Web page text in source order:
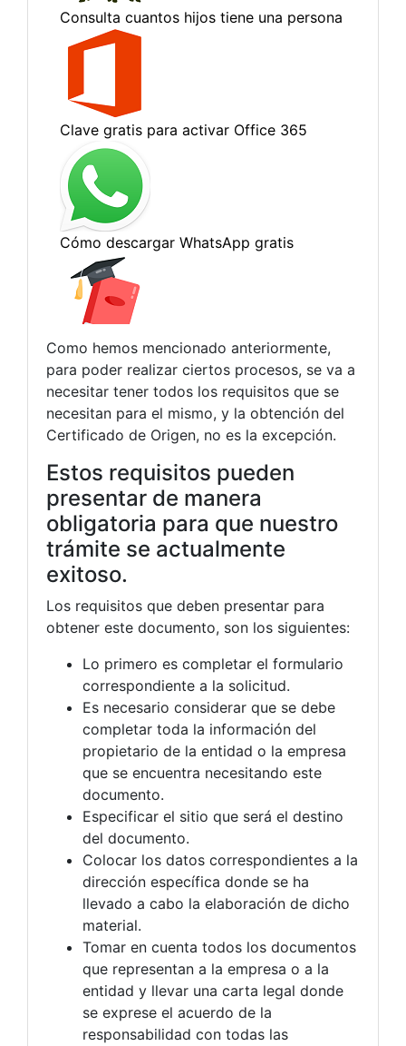
Como hemos mencionado anteriormente,
para poder realizar ciertos procesos, se va a
necesitar tener todos los requisitos que se
necesitan para el mismo, y la obtención del
Certificado de Origen, no es la excepción.
Estos requisitos pueden
presentar de manera
obligatoria para que nuestro
trámite se actualmente
exitoso.
Los requisitos que deben presentar para
obtener este documento, son los siguientes:
Lo primero es completar el formulario
correspondiente a la solicitud.
Es necesario considerar que se debe
completar toda la información del
propietario de la entidad o la empresa
que se encuentra necesitando este
documento.
Especificar el sitio que será el destino
del documento.
Colocar los datos correspondientes a la
dirección específica donde se ha
llevado a cabo la elaboración de dicho
material.
Tomar en cuenta todos los documentos
que representan a la empresa o a la
entidad y llevar una carta legal donde
se exprese el acuerdo de la
responsabilidad con todas las